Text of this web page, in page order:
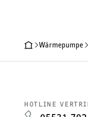
Wärmepumpe
HOTLINE